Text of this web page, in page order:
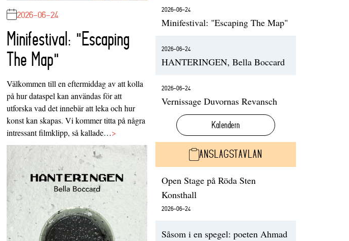
2026-06-24
Minifestival: "Escaping
The Map"
Välkommen till en eftermiddag av att kolla
på hur dataspel kan användas för att
utforska vad det innebär att leka och hur
konst kan skapas. Vi kommer titta på några
intressant filmklipp, så kallade…>
2026-06-24
Minifestival: "Escaping The Map"
2026-06-24
HANTERINGEN, Bella Boccard
2026-06-24
Vernissage Duvornas Revansch
Kalendern
ANSLAGSTAVLAN
Open Stage på Röda Sten
Konsthall
2026-06-24
Såsom i en spegel: poeten Ahmad